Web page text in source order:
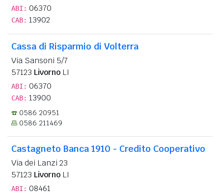
ABI: 06370
CAB: 13902
Cassa di Risparmio di Volterra
Via Sansoni 5/7
57123 Livorno LI
ABI: 06370
CAB: 13900
0586 20951
0586 211469
Castagneto Banca 1910 - Credito Cooperativo
Via dei Lanzi 23
57123 Livorno LI
ABI: 08461